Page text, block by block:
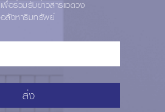
เพื่อร่วมรับข่าวสารแวดวง
อสังหาริมทรัพย์
ส่ง